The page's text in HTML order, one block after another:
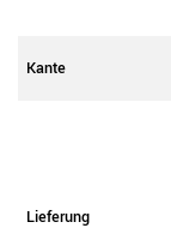
Kante
Lieferung